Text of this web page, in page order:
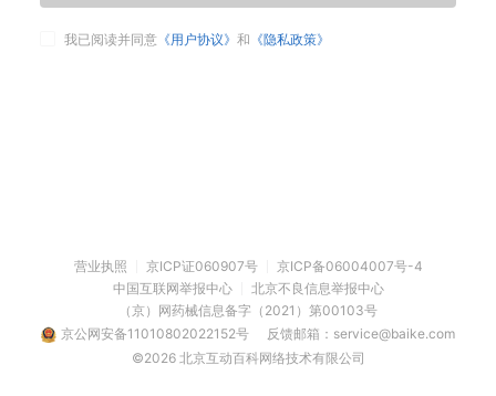
我已阅读并同意 《用户协议》 和 《隐私政策》
营业执照 京ICP证060907号
京ICP备06004007号-4
中国互联网举报中心
北京不良信息举报中心
（京）网药械信息备字（2021）第00103号
京公网安备11010802022152号
反馈邮箱：service@baike.com
©2026 北京互动百科网络技术有限公司